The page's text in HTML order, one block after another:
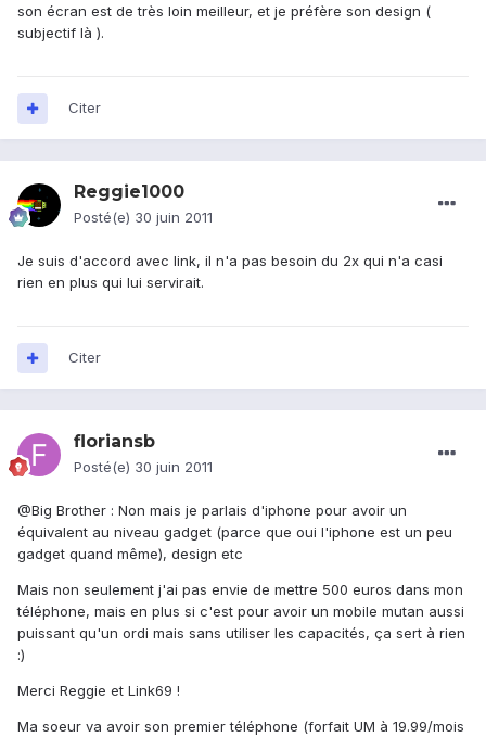
son écran est de très loin meilleur, et je préfère son design (
subjectif là ).
Citer
Reggie1000
Posté(e) 30 juin 2011
Je suis d'accord avec link, il n'a pas besoin du 2x qui n'a casi
rien en plus qui lui servirait.
Citer
floriansb
Posté(e) 30 juin 2011
@Big Brother : Non mais je parlais d'iphone pour avoir un
équivalent au niveau gadget (parce que oui l'iphone est un peu
gadget quand même), design etc
Mais non seulement j'ai pas envie de mettre 500 euros dans mon
téléphone, mais en plus si c'est pour avoir un mobile mutan aussi
puissant qu'un ordi mais sans utiliser les capacités, ça sert à rien
:)
Merci Reggie et Link69 !
Ma soeur va avoir son premier téléphone (forfait UM à 19.99/mois